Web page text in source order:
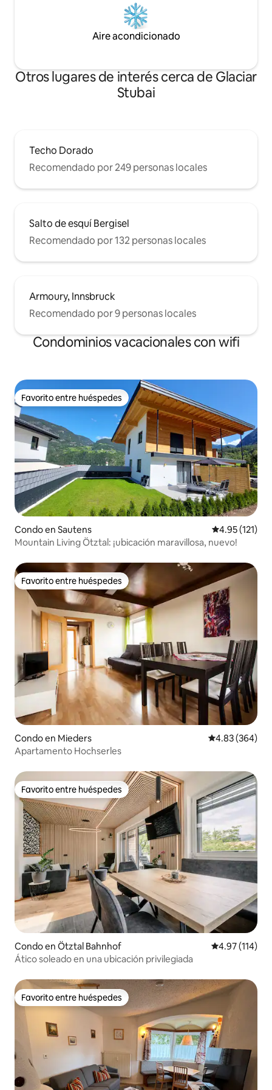
Aire acondicionado
Otros lugares de interés cerca de Glaciar
Stubai
Techo Dorado
Recomendado por 249 personas locales
Salto de esquí Bergisel
Recomendado por 132 personas locales
Armoury, Innsbruck
Recomendado por 9 personas locales
Condominios vacacionales con wifi
Favorito entre huéspedes
Favorito entre huéspedes
Condo en Sautens Calificación
4.95 (121)
Mountain Living Ötztal: ¡ubicación maravillosa, nuevo!
Favorito entre huéspedes
Favorito entre huéspedes
Condo en Mieders Calificación
4.83 (364)
Apartamento Hochserles
Favorito entre huéspedes
Favorito entre huéspedes
Condo en Ötztal Bahnhof Calificación
4.97 (114)
Ático soleado en una ubicación privilegiada
Favorito entre huéspedes
Favorito entre huéspedes